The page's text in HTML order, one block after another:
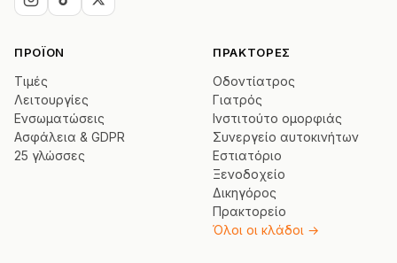
ΠΡΟΪΌΝ
Τιμές
Λειτουργίες
Ενσωματώσεις
Ασφάλεια & GDPR
25 γλώσσες
ΠΡΆΚΤΟΡΕΣ
Οδοντίατρος
Γιατρός
Ινστιτούτο ομορφιάς
Συνεργείο αυτοκινήτων
Εστιατόριο
Ξενοδοχείο
Δικηγόρος
Πρακτορείο
Όλοι οι κλάδοι →